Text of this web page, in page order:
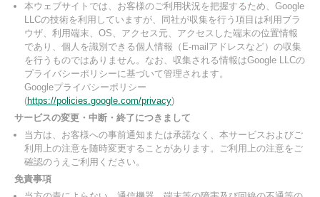
本ウェブサイトでは、お客様のご利用状況を把握するため、Google
LLCの技術を利用していますが、同社が収集を行う項目は利用ブラ
ウザ、利用端末、OS、アクセス元、アクセスした端末の位置情報
であり、個人を識別できる個人情報（E-mailアドレスなど）の収集
を行うものではありません。なお、収集される情報はGoogle LLCの
プライバシーポリシーに基づいて管理されます。
Googleプライバシーポリシー
(https://policies.google.com/privacy)
サービスの変更・中断・終了につきまして
当方は、お客様への事前通知または承諾なく、本サービスおよびご
利用上の注意を随時変更することがあります。ご利用上の注意をご
確認のうえご利用ください。
免責事項